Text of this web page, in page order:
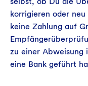
korrigieren oder
keine Zahlung auf
zu einer Abweisung
eine Bank geführt